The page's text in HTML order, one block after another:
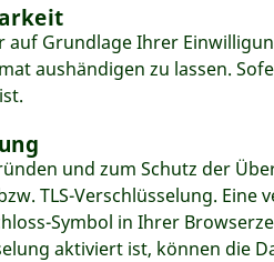
auf Grundlage Ihrer
aushändigen zu lassen.
und zum Schutz der
TLS-Verschlüsselung.
Symbol in Ihrer
aktiviert ist, können